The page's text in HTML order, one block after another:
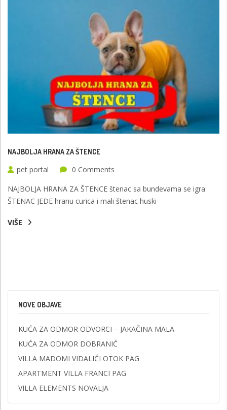
NAJBOLJA HRANA ZA ŠTENCE
pet portal
0 Comments
NAJBOLJA HRANA ZA ŠTENCE štenac sa bundevama se igra
ŠTENAC JEDE hranu curica i mali štenac huski
VIŠE
NOVE OBJAVE
KUĆA ZA ODMOR ODVORCI – JAKAČINA MALA
KUĆA ZA ODMOR DOBRANIĆ
VILLA MADOMI VIDALIĆI OTOK PAG
APARTMENT VILLA FRANCI PAG
VILLA ELEMENTS NOVALJA